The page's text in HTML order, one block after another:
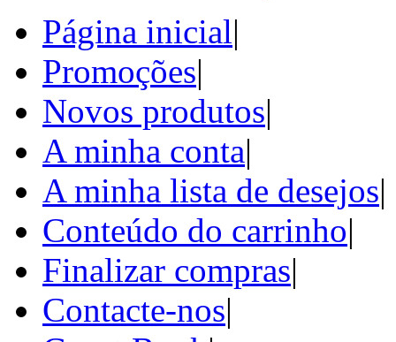
Página inicial|
Promoções|
Novos produtos|
A minha conta|
A minha lista de desejos|
Conteúdo do carrinho|
Finalizar compras|
Contacte-nos|